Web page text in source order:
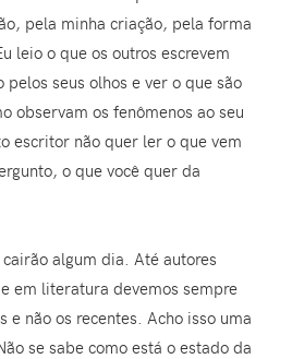
pela minha criação, pela forma
leio o que os outros escrevem
pelos seus olhos e ver o que são
observam os fenômenos ao seu
escritor não quer ler o que vem
o que você quer da
algum dia. Até autores
em literatura devemos sempre
e não os recentes. Acho isso uma
se sabe como está o estado da